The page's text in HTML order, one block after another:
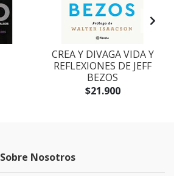
CREA Y DIVAGA VIDA Y
REFLEXIONES DE JEFF
BEZOS
$21.900
Sobre Nosotros